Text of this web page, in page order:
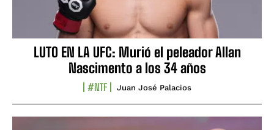
LUTO EN LA UFC: Murió el peleador Allan
Nascimento a los 34 años
#NTF Juan José Palacios